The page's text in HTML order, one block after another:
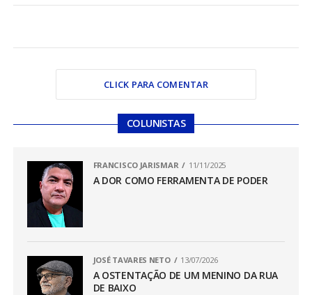
CLICK PARA COMENTAR
COLUNISTAS
FRANCISCO JARISMAR 11/11/2025
A DOR COMO FERRAMENTA DE PODER
JOSÉ TAVARES NETO 13/07/2026
A OSTENTAÇÃO DE UM MENINO DA RUA
DE BAIXO